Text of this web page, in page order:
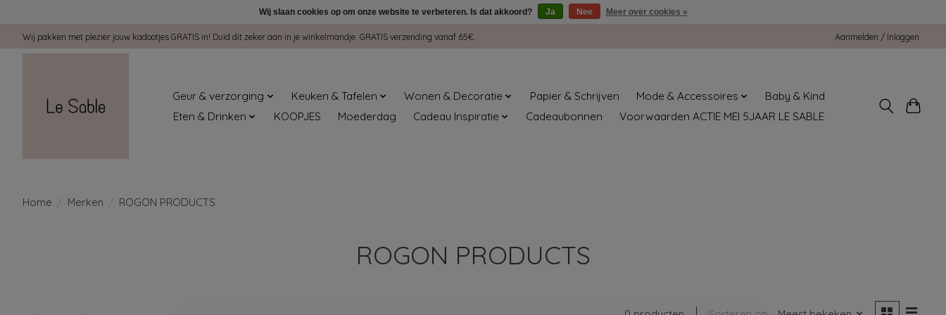
Wij pakken met plezier jouw kadootjes GRATIS in! Duid dit zeker aan in je winkelmandje. GRATIS verzending vanaf 65€. Aanmelden / Inloggen
Geur & verzorging Keuken & Tafelen Wonen & Decoratie Papier & Schrijven Mode & Accessoires
Baby & Kind
Eten & Drinken
KOOPJES Moederdag Cadeau Inspiratie Cadeaubonnen Voorwaarden ACTIE MEI 5JAAR LE SABLE
Home / Merken / ROGON PRODUCTS
ROGON PRODUCTS
Wij slaan cookies op om onze website te verbeteren. Is dat akkoord? Ja Nee Meer over cookies »